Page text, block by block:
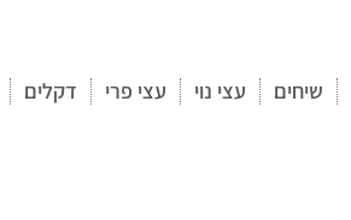
שיחים עצי נוי עצי פרי דקלים